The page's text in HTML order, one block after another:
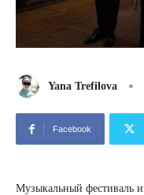
Yana Trefilova
Facebook
Музыкальный фестиваль